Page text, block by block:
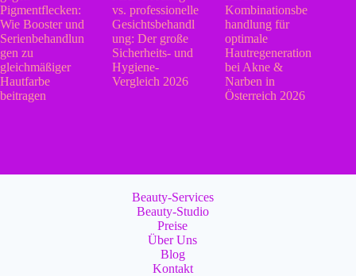
Pigmentflecken:
Wie Booster und
Serienbehandlun
gen zu
gleichmäßiger
Hautfarbe
beitragen
vs. professionelle
Gesichtsbehandl
ung: Der große
Sicherheits- und
Hygiene-
Vergleich 2026
Kombinationsbe
handlung für
optimale
Hautregeneration
bei Akne &
Narben in
Österreich 2026
Beauty-Services
Beauty-Studio
Preise
Über Uns
Blog
Kontakt